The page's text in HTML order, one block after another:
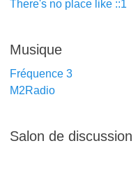
There's no place like ::1
Musique
Fréquence 3
M2Radio
Salon de discussion